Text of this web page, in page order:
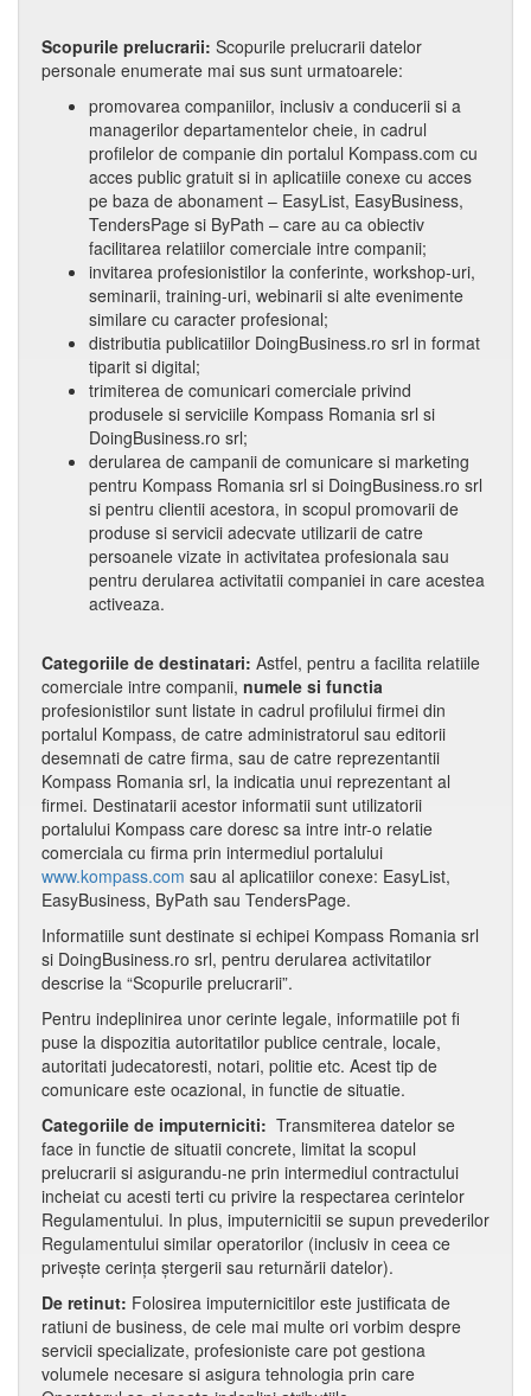
Scopurile prelucrarii: Scopurile prelucrarii datelor
personale enumerate mai sus sunt urmatoarele:
promovarea companiilor, inclusiv a conducerii si a
managerilor departamentelor cheie, in cadrul
profilelor de companie din portalul Kompass.com cu
acces public gratuit si in aplicatiile conexe cu acces
pe baza de abonament – EasyList, EasyBusiness,
TendersPage si ByPath – care au ca obiectiv
facilitarea relatiilor comerciale intre companii;
invitarea profesionistilor la conferinte, workshop-uri,
seminarii, training-uri, webinarii si alte evenimente
similare cu caracter profesional;
distributia publicatiilor DoingBusiness.ro srl in format
tiparit si digital;
trimiterea de comunicari comerciale privind
produsele si serviciile Kompass Romania srl si
DoingBusiness.ro srl;
derularea de campanii de comunicare si marketing
pentru Kompass Romania srl si DoingBusiness.ro srl
si pentru clientii acestora, in scopul promovarii de
produse si servicii adecvate utilizarii de catre
persoanele vizate in activitatea profesionala sau
pentru derularea activitatii companiei in care acestea
activeaza.
Categoriile de destinatari: Astfel, pentru a facilita relatiile
comerciale intre companii, numele si functia
profesionistilor sunt listate in cadrul profilului firmei din
portalul Kompass, de catre administratorul sau editorii
desemnati de catre firma, sau de catre reprezentantii
Kompass Romania srl, la indicatia unui reprezentant al
firmei. Destinatarii acestor informatii sunt utilizatorii
portalului Kompass care doresc sa intre intr-o relatie
comerciala cu firma prin intermediul portalului
www.kompass.com sau al aplicatiilor conexe: EasyList,
EasyBusiness, ByPath sau TendersPage.
Informatiile sunt destinate si echipei Kompass Romania srl
si DoingBusiness.ro srl, pentru derularea activitatilor
descrise la “Scopurile prelucrarii”.
Pentru indeplinirea unor cerinte legale, informatiile pot fi
puse la dispozitia autoritatilor publice centrale, locale,
autoritati judecatoresti, notari, politie etc. Acest tip de
comunicare este ocazional, in functie de situatie.
Categoriile de imputerniciti: Transmiterea datelor se
face in functie de situatii concrete, limitat la scopul
prelucrarii si asigurandu-ne prin intermediul contractului
incheiat cu acesti terti cu privire la respectarea cerintelor
Regulamentului. In plus, imputernicitii se supun prevederilor
Regulamentului similar operatorilor (inclusiv in ceea ce
privește cerința ștergerii sau returnării datelor).
De retinut: Folosirea imputernicitilor este justificata de
ratiuni de business, de cele mai multe ori vorbim despre
servicii specializate, profesioniste care pot gestiona
volumele necesare si asigura tehnologia prin care